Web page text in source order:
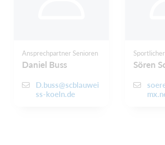
Ansprechpartner Senioren
Daniel Buss
D.buss@scblauwei
ss-koeln.de
Sören